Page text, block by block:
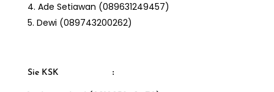
Ade Setiawan (089631249457)
Dewi (089743200262)
Sie KSK :